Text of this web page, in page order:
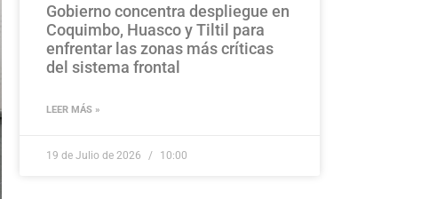
Gobierno concentra despliegue en
Coquimbo, Huasco y Tiltil para
enfrentar las zonas más críticas
del sistema frontal
LEER MÁS »
19 de Julio de 2026 10:00